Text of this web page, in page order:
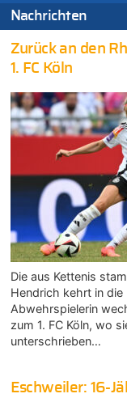
Nachrichten
Zurück an den
1. FC Köln
Die aus Kettenis
Hendrich kehrt in die
Abwehrspielerin
zum 1. FC Köln, wo
unterschrieben…
Eschweiler: 16-